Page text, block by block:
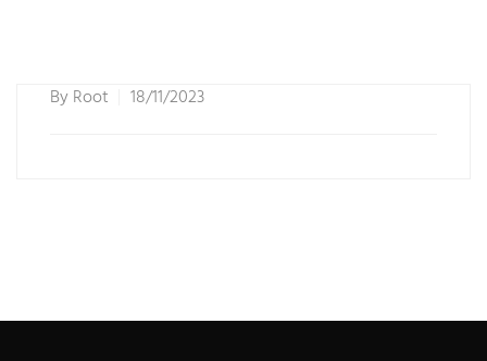
ByRoot 18/11/2023